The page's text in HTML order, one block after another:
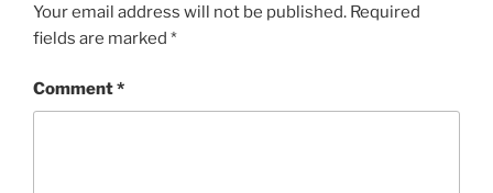
Your email address will not be published. Required
fields are marked *
Comment*